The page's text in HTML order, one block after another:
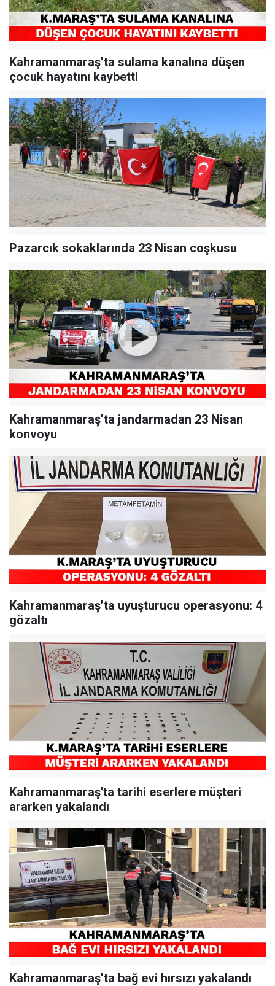
Kahramanmaraş’ta sulama kanalına düşen
çocuk hayatını kaybetti
Pazarcık sokaklarında 23 Nisan coşkusu
Kahramanmaraş’ta jandarmadan 23 Nisan
konvoyu
Kahramanmaraş’ta uyuşturucu operasyonu: 4
gözaltı
Kahramanmaraş'ta tarihi eserlere müşteri
ararken yakalandı
Kahramanmaraş’ta bağ evi hırsızı yakalandı